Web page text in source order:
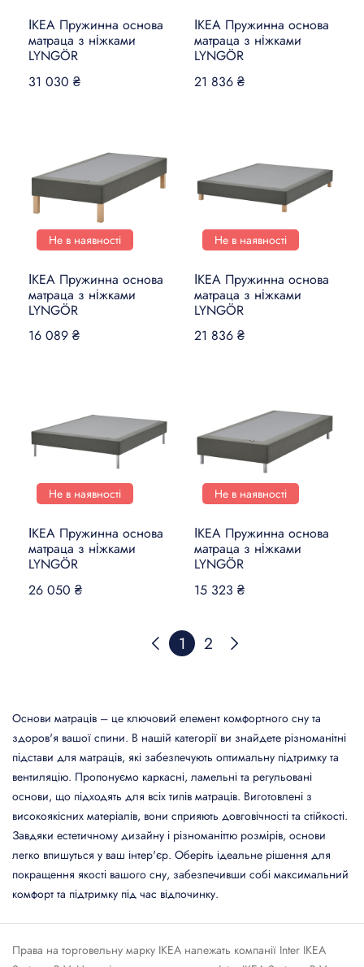
ІКЕА Пружинна основа
матраца з ніжками
LYNGÖR
31 030 ₴
ІКЕА Пружинна основа
матраца з ніжками
LYNGÖR
21 836 ₴
Не в наявності
ІКЕА Пружинна основа
матраца з ніжками
LYNGÖR
16 089 ₴
Не в наявності
ІКЕА Пружинна основа
матраца з ніжками
LYNGÖR
21 836 ₴
Не в наявності
ІКЕА Пружинна основа
матраца з ніжками
LYNGÖR
26 050 ₴
Не в наявності
ІКЕА Пружинна основа
матраца з ніжками
LYNGÖR
15 323 ₴
1 2
Основи матраців – це ключовий елемент комфортного сну та
здоров'я вашої спини. В нашій категорії ви знайдете різноманітні
підстави для матраців, які забезпечують оптимальну підтримку та
вентиляцію. Пропонуємо каркасні, ламельні та регульовані
основи, що підходять для всіх типів матраців. Виготовлені з
високоякісних матеріалів, вони сприяють довговічності та стійкості.
Завдяки естетичному дизайну і різноманіттю розмірів, основи
легко впишуться у ваш інтер'єр. Оберіть ідеальне рішення для
покращення якості вашого сну, забезпечивши собі максимальний
комфорт та підтримку під час відпочинку.
Права на торговельну марку IКЕА належать компанії Inter IKEA